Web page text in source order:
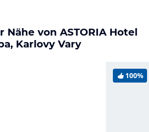
Nähe von ASTORIA Hotel
Karlovy Vary
100%